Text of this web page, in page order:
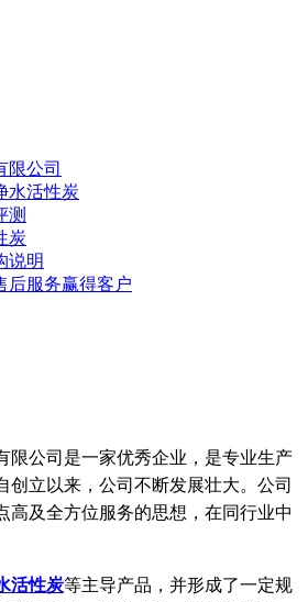
限公司
水活性炭
测
炭
说明
后服务赢得客户
公司是一家优秀企业，是专业生产
创立以来，公司不断发展壮大。公司
高及全方位服务的思想，在同行业中
活性炭等主导产品，并形成了一定规